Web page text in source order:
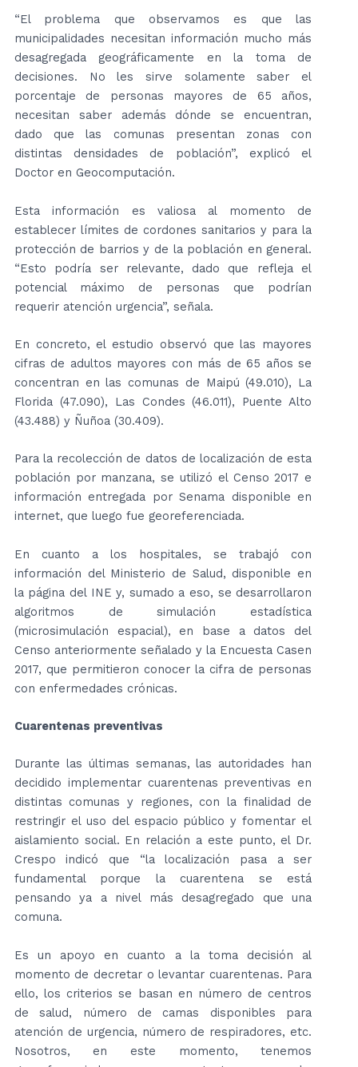
“El problema que observamos es que las
municipalidades necesitan información mucho más
desagregada geográficamente en la toma de
decisiones. No les sirve solamente saber el
porcentaje de personas mayores de 65 años,
necesitan saber además dónde se encuentran,
dado que las comunas presentan zonas con
distintas densidades de población”, explicó el
Doctor en Geocomputación.
Esta información es valiosa al momento de
establecer límites de cordones sanitarios y para la
protección de barrios y de la población en general.
“Esto podría ser relevante, dado que refleja el
potencial máximo de personas que podrían
requerir atención urgencia”, señala.
En concreto, el estudio observó que las mayores
cifras de adultos mayores con más de 65 años se
concentran en las comunas de Maipú (49.010), La
Florida (47.090), Las Condes (46.011), Puente Alto
(43.488) y Ñuñoa (30.409).
Para la recolección de datos de localización de esta
población por manzana, se utilizó el Censo 2017 e
información entregada por Senama disponible en
internet, que luego fue georeferenciada.
En cuanto a los hospitales, se trabajó con
información del Ministerio de Salud, disponible en
la página del INE y, sumado a eso, se desarrollaron
algoritmos de simulación estadística
(microsimulación espacial), en base a datos del
Censo anteriormente señalado y la Encuesta Casen
2017, que permitieron conocer la cifra de personas
con enfermedades crónicas.
Cuarentenas preventivas
Durante las últimas semanas, las autoridades han
decidido implementar cuarentenas preventivas en
distintas comunas y regiones, con la finalidad de
restringir el uso del espacio público y fomentar el
aislamiento social. En relación a este punto, el Dr.
Crespo indicó que “la localización pasa a ser
fundamental porque la cuarentena se está
pensando ya a nivel más desagregado que una
comuna.
Es un apoyo en cuanto a la toma decisión al
momento de decretar o levantar cuarentenas. Para
ello, los criterios se basan en número de centros
de salud, número de camas disponibles para
atención de urgencia, número de respiradores, etc.
Nosotros, en este momento, tenemos